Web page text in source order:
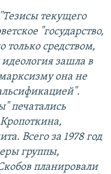
текущего
"государство,
только средством,
зашла в
она не
печатались
Всего за 1978 год
группы,
планировали